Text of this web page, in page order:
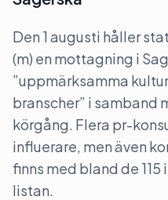
Den 1 augusti håller
(m) en mottagning i
”uppmärksamma
branscher” i samband
körgång. Flera pr-
influerare, men även
finns med bland de 115
listan.